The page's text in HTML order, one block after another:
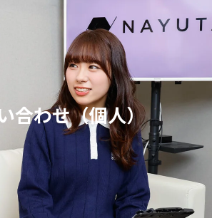
合わせ（個人）